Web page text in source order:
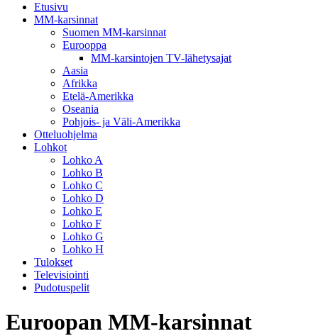
Etusivu
MM-karsinnat
Suomen MM-karsinnat
Eurooppa
MM-karsintojen TV-lähetysajat
Aasia
Afrikka
Etelä-Amerikka
Oseania
Pohjois- ja Väli-Amerikka
Otteluohjelma
Lohkot
Lohko A
Lohko B
Lohko C
Lohko D
Lohko E
Lohko F
Lohko G
Lohko H
Tulokset
Televisiointi
Pudotuspelit
Euroopan MM-karsinnat